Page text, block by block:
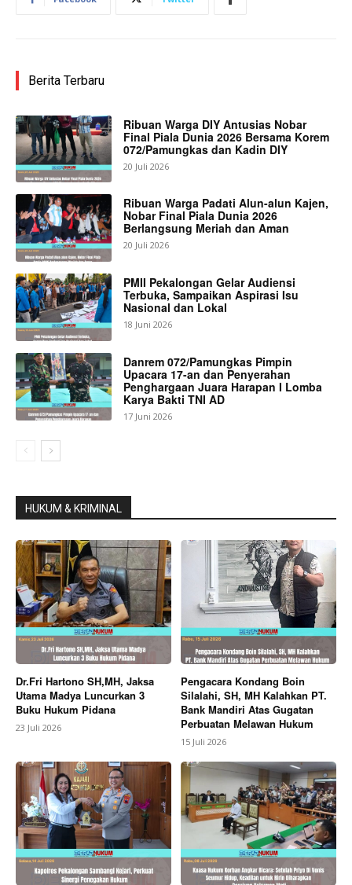
Berita Terbaru
Ribuan Warga DIY Antusias Nobar
Final Piala Dunia 2026 Bersama Korem
072/Pamungkas dan Kadin DIY
20 Juli 2026
Ribuan Warga Padati Alun-alun Kajen,
Nobar Final Piala Dunia 2026
Berlangsung Meriah dan Aman
20 Juli 2026
PMII Pekalongan Gelar Audiensi
Terbuka, Sampaikan Aspirasi Isu
Nasional dan Lokal
18 Juni 2026
Danrem 072/Pamungkas Pimpin
Upacara 17-an dan Penyerahan
Penghargaan Juara Harapan I Lomba
Karya Bakti TNI AD
17 Juni 2026
HUKUM & KRIMINAL
Dr.Fri Hartono SH,MH, Jaksa
Utama Madya Luncurkan 3
Buku Hukum Pidana
23 Juli 2026
Pengacara Kondang Boin
Silalahi, SH, MH Kalahkan PT.
Bank Mandiri Atas Gugatan
Perbuatan Melawan Hukum
15 Juli 2026